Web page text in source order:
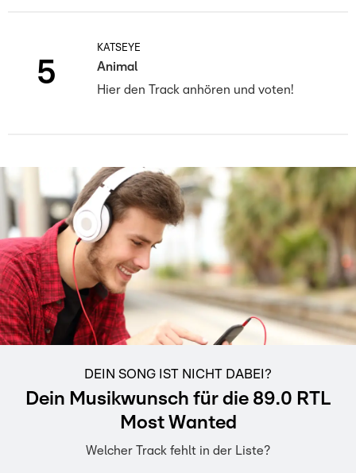
5
KATSEYE
Animal
Hier den Track anhören und voten!
DEIN SONG IST NICHT DABEI?
Dein Musikwunsch für die 89.0 RTL
Most Wanted
Welcher Track fehlt in der Liste?